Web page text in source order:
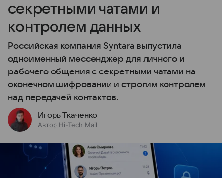
секретными чатами и
контролем данных
Российская компания Syntara выпустила
одноименный мессенджер для личного и
рабочего общения с секретными чатами на
оконечном шифровании и строгим контролем
над передачей контактов.
Игорь Ткаченко
Автор Hi-Tech Mail